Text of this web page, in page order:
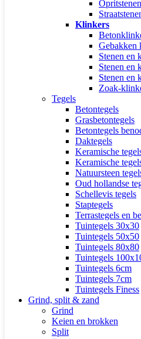
Opritstenen
Klinkers
Gebakken
Stenen en
Stenen en
Stenen en
Zoak-
Tegels
Betontegels
Grasbetontegels
Betontegels
Daktegels
Keramische
Keramische
Natuursteen
Oud hollandse
Schellevis tegels
Staptegels
Terrastegels en
Tuintegels 30x30
Tuintegels 50x50
Tuintegels 80x80
Tuintegels
Tuintegels 6cm
Tuintegels 7cm
Tuintegels Finess
Grind, split & zand
Grind
Keien en brokken
Split